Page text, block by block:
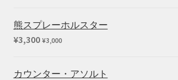
熊スプレーホルスター
¥3,300 ¥3,000
カウンター・アソルト